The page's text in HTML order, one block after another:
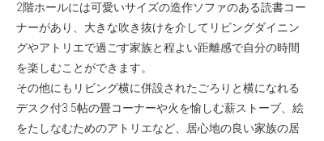
2階ホールには可愛いサイズの造作ソファのある読書コー
ナーがあり、大きな吹き抜けを介してリビングダイニン
グやアトリエで過ごす家族と程よい距離感で自分の時間
を楽しむことができます。
その他にもリビング横に併設されたごろりと横になれる
デスク付3.5帖の畳コーナーや火を愉しむ薪ストーブ、絵
をたしなむためのアトリエなど、居心地の良い家族の居